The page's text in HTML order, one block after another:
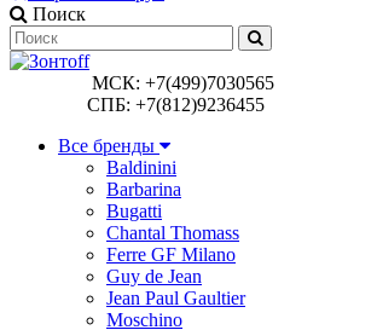
Поиск
МСК: +7(499)7030565
СПБ: +7(812)9236455
Все бренды
Baldinini
Barbarina
Bugatti
Chantal Thomass
Ferre GF Milano
Guy de Jean
Jean Paul Gaultier
Moschino